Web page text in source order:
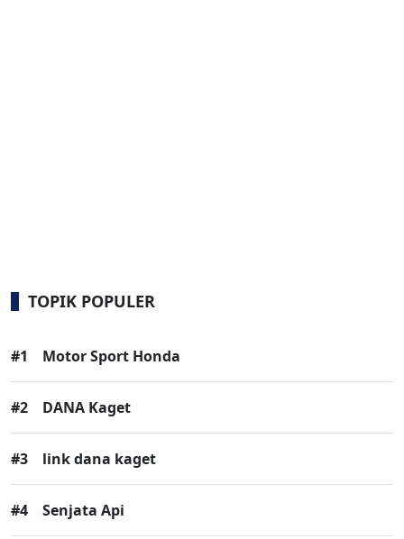
TOPIK POPULER
#1 Motor Sport Honda
#2 DANA Kaget
#3 link dana kaget
#4 Senjata Api